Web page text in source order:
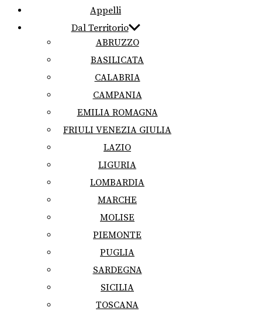
Appelli
Dal Territorio
ABRUZZO
BASILICATA
CALABRIA
CAMPANIA
EMILIA ROMAGNA
FRIULI VENEZIA GIULIA
LAZIO
LIGURIA
LOMBARDIA
MARCHE
MOLISE
PIEMONTE
PUGLIA
SARDEGNA
SICILIA
TOSCANA